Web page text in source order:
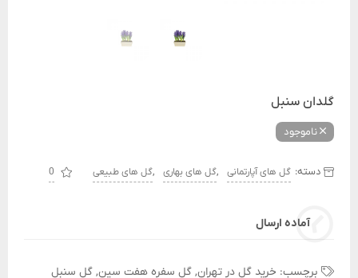
گلدان سنبل
ناموجود
دسته: گل های آپارتمانی ,گل های بهاری ,گل های طبیعی 0
آماده ارسال
برچسب: خرید گل در تهران, گل سفره هفت سین, گل سنبل